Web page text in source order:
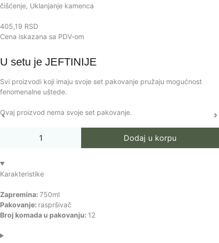
čišćenje, Uklanjanje kamenca
405,19 RSD
Cena iskazana sa PDV-om
U setu je JEFTINIJE
Svi proizvodi koji imaju svoje set pakovanje pružaju mogućnost
fenomenalne uštede.
Ovaj proizvod nema svoje set pakovanje.
Dodaj u korpu
Karakteristike
Zapremina: 750ml
Pakovanje: raspršivač
Broj komada u pakovanju: 12